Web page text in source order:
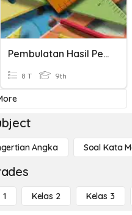
Pembulatan Hasil Pengukuran
8 T 9th
Angka Soal Kata
Kelas 2 Kelas 3